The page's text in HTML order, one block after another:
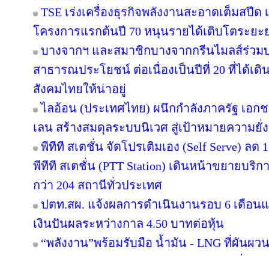
TSE เร่งเครื่องธุรกิจพลังงานสะอาดเต็มสปีด
โครงการแรกต้นปี 70 หนุนรายได้เติบโตระยะ
บางจากฯ และสมาชิกบางจากกรีนไมลส์ร่วม
สาธารณประโยชน์ ต่อเนื่องเป็นปีที่ 20 ที่ได้เดิ
สังคมไทยให้น่าอยู่
ไลอ้อน (ประเทศไทย) ผนึกกำลังภาครัฐ เอ
เลน สร้างสมดุลระบบนิเวศ สู่เป้าหมายความยั่
พีทีที สเตชั่น จัดโปรเติมเอง (Self Serve) ลด
พีทีที สเตชั่น (PTT Station) เดินหน้าขยายบริก
กว่า 204 สถานีทั่วประเทศ
ปตท.สผ. แจ้งผลการดำเนินงานรอบ 6 เดือน
เงินปันผลระหว่างกาล 4.50 บาทต่อหุ้น
“พลังงาน”พร้อมรับมือ น้ำมัน - LNG ที่ผันผว